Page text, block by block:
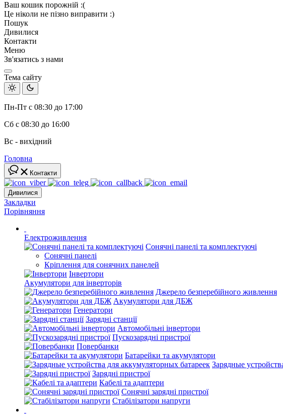
Ваш кошик порожній :(
Це ніколи не пізно виправити :)
Пошук
Дивилися
Контакти
Меню
Зв'язатись з нами
Тема сайту
Пн-Пт с 08:30 до 17:00
Сб с 08:30 до 16:00
Вс - вихідний
Головна
Контакти
Дивилися
Закладки
Порівняння
Електроживлення
Сонячні панелі та комплектуючі
Сонячні панелі
Кріплення для сонячних панелей
Інвертори
Акумулятори для інверторів
Джерело безперебійного живлення
Акумулятори для ДБЖ
Генератори
Зарядні станції
Автомобільні інвертори
Пускозарядні пристрої
Повербанки
Батарейки та акумулятори
Зарядные
Зарядні пристрої
Кабелі та адаптери
Сонячні зарядні пристрої
Стабілізатори напруги